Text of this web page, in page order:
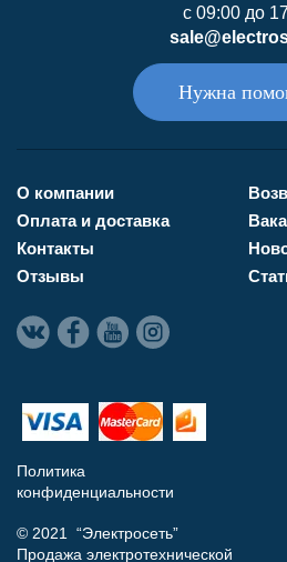
с 09:00 до
Нужна
О компании
Оплата и доставка
Контакты
Отзывы
Политика
конфиденциальности
© 2021 “Электросеть”
Продажа электротехнической